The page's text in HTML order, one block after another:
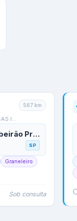
TRANSCR LOGISTICAS INT…
567 km
Ribeirão Preto
SP
Graneleiro
Sob consulta